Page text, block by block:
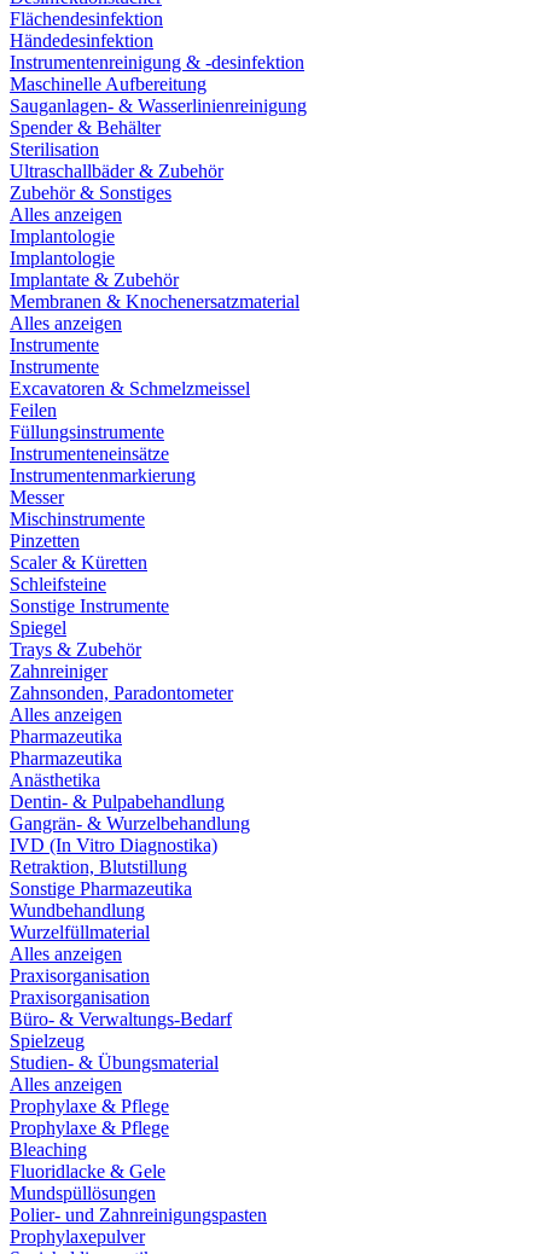
Flächendesinfektion
Händedesinfektion
Instrumentenreinigung & -desinfektion
Maschinelle Aufbereitung
Sauganlagen- & Wasserlinienreinigung
Spender & Behälter
Sterilisation
Ultraschallbäder & Zubehör
Zubehör & Sonstiges
Alles anzeigen
Implantologie
Implantologie
Implantate & Zubehör
Membranen & Knochenersatzmaterial
Alles anzeigen
Instrumente
Instrumente
Excavatoren & Schmelzmeissel
Feilen
Füllungsinstrumente
Instrumenteneinsätze
Instrumentenmarkierung
Messer
Mischinstrumente
Pinzetten
Scaler & Küretten
Schleifsteine
Sonstige Instrumente
Spiegel
Trays & Zubehör
Zahnreiniger
Zahnsonden, Paradontometer
Alles anzeigen
Pharmazeutika
Pharmazeutika
Anästhetika
Dentin- & Pulpabehandlung
Gangrän- & Wurzelbehandlung
IVD (In Vitro Diagnostika)
Retraktion, Blutstillung
Sonstige Pharmazeutika
Wundbehandlung
Wurzelfüllmaterial
Alles anzeigen
Praxisorganisation
Praxisorganisation
Büro- & Verwaltungs-Bedarf
Spielzeug
Studien- & Übungsmaterial
Alles anzeigen
Prophylaxe & Pflege
Prophylaxe & Pflege
Bleaching
Fluoridlacke & Gele
Mundspüllösungen
Polier- und Zahnreinigungspasten
Prophylaxepulver